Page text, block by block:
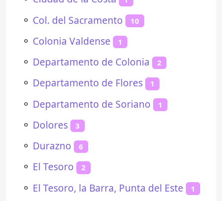
⚬ Col. del Sacramento 10
⚬ Colonia Valdense 1
⚬ Departamento de Colonia 2
⚬ Departamento de Flores 1
⚬ Departamento de Soriano 1
⚬ Dolores 3
⚬ Durazno 6
⚬ El Tesoro 2
⚬ El Tesoro, la Barra, Punta del Este 1